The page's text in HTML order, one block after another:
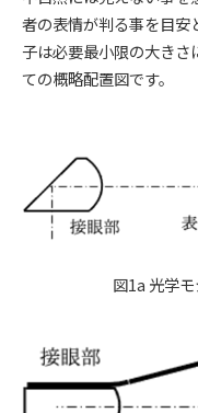
者の表情が判る事を目
子は必要最小限の大き
ての概略配置図です。
図1a 光学モ